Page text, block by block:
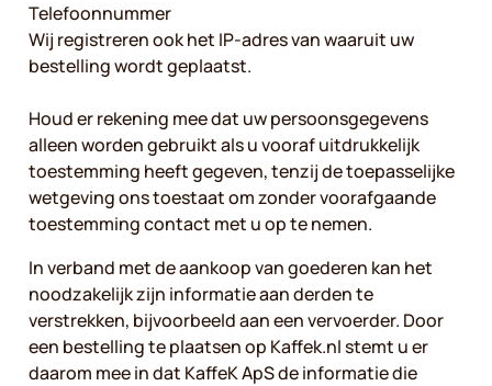
Telefoonnummer
Wij registreren ook het IP-adres van waaruit uw
bestelling wordt geplaatst.
Houd er rekening mee dat uw persoonsgegevens
alleen worden gebruikt als u vooraf uitdrukkelijk
toestemming heeft gegeven, tenzij de toepasselijke
wetgeving ons toestaat om zonder voorafgaande
toestemming contact met u op te nemen.
In verband met de aankoop van goederen kan het
noodzakelijk zijn informatie aan derden te
verstrekken, bijvoorbeeld aan een vervoerder. Door
een bestelling te plaatsen op Kaffek.nl stemt u er
daarom mee in dat KaffeK ApS de informatie die